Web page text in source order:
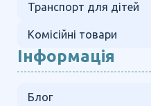
Транспорт для дітей
Комісійні товари
Інформація
Блог